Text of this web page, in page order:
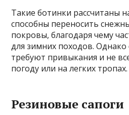
Такие ботинки рассчитаны
способны переносить
покровы, благодаря чему
для зимних походов. Однако
требуют привыкания и не
погоду или на легких тропах.
Резиновые сапоги